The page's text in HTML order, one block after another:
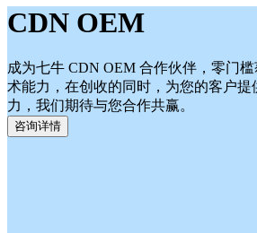
CDN OEM
成为七牛 CDN OEM 合作伙伴，零门
术能力，在创收的同时，为您的客户提
力，我们期待与您合作共赢。
咨询详情